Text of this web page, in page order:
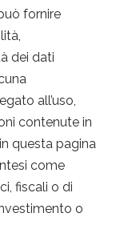
fornire
dei dati
all’uso,
contenute in
questa pagina
come
fiscali o di
o